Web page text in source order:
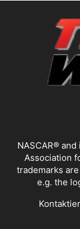
NASCAR®
Association
trademarks
e.g. the